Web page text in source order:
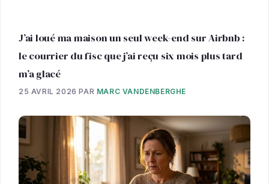
J’ai loué ma maison un seul week-end sur Airbnb :
le courrier du fisc que j’ai reçu six mois plus tard
m’a glacé
25 AVRIL 2026 PAR MARC VANDENBERGHE